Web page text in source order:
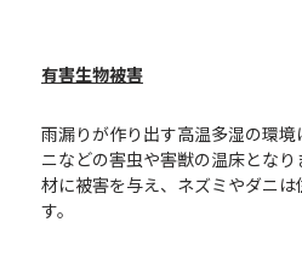
有害生物被害
雨漏りが作り出す高温多湿の環
ニなどの害虫や害獣の温床とな
材に被害を与え、ネズミやダニ
す。